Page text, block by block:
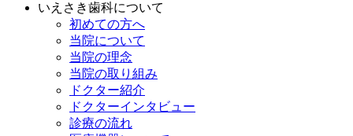
いえさき歯科について
初めての方へ
当院について
当院の理念
当院の取り組み
ドクター紹介
ドクターインタビュー
診療の流れ